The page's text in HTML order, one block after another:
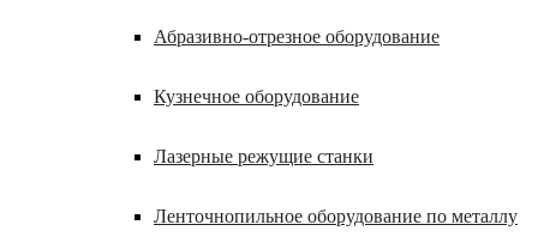
Абразивно-отрезное оборудование
Кузнечное оборудование
Лазерные режущие станки
Ленточнопильное оборудование по металлу